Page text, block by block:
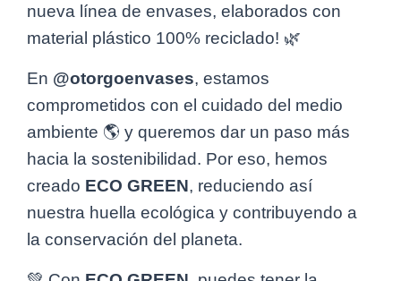
nueva línea de envases, elaborados con
material plástico 100% reciclado! 🌿
En @otorgoenvases, estamos
comprometidos con el cuidado del medio
ambiente 🌎 y queremos dar un paso más
hacia la sostenibilidad. Por eso, hemos
creado ECO GREEN, reduciendo así
nuestra huella ecológica y contribuyendo a
la conservación del planeta.